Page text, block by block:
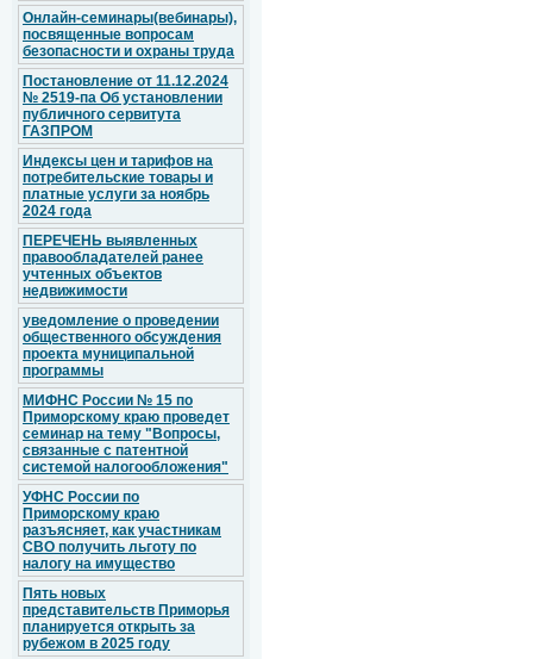
Онлайн-семинары(вебинары),
посвященные вопросам
безопасности и охраны труда
Постановление от 11.12.2024
№ 2519-па Об установлении
публичного сервитута
ГАЗПРОМ
Индексы цен и тарифов на
потребительские товары и
платные услуги за ноябрь
2024 года
ПЕРЕЧЕНЬ выявленных
правообладателей ранее
учтенных объектов
недвижимости
уведомление о проведении
общественного обсуждения
проекта муниципальной
программы
МИФНС России № 15 по
Приморскому краю проведет
семинар на тему "Вопросы,
связанные с патентной
системой налогообложения"
УФНС России по
Приморскому краю
разъясняет, как участникам
СВО получить льготу по
налогу на имущество
Пять новых
представительств Приморья
планируется открыть за
рубежом в 2025 году